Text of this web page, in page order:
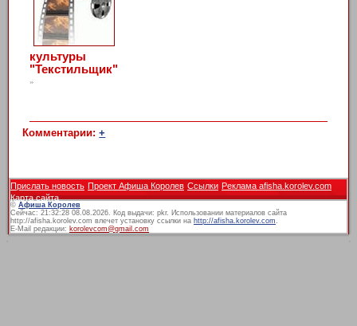
культуры
"Текстильщик"
»
Комментарии:+
Прислать новость Проект Афиша Королев Ссылки Реклама afisha.korolev.com
Карта сайта
© Афиша Королев
Сейчас: 21:32:28 08.08.2026. Код выдачи: pkr. Использовании материалов сайта
http://afisha.korolev.com влечет установку ссылки на http://afisha.korolev.com.
E-Mail редакции: korolevcom@gmail.com